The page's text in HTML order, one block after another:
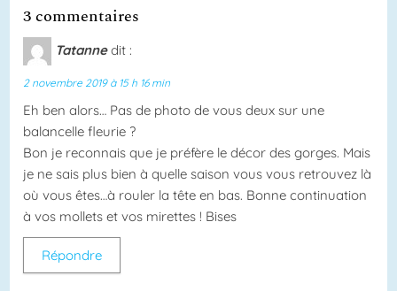
3 commentaires
Tatanne dit :
2 novembre 2019 à 15 h 16 min
Eh ben alors… Pas de photo de vous deux sur une
balancelle fleurie ?
Bon je reconnais que je préfère le décor des gorges. Mais
je ne sais plus bien à quelle saison vous vous retrouvez là
où vous êtes…à rouler la tête en bas. Bonne continuation
à vos mollets et vos mirettes ! Bises
Répondre